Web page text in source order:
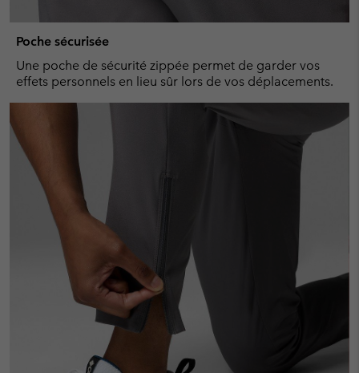
Poche sécurisée
Une poche de sécurité zippée permet de garder vos
effets personnels en lieu sûr lors de vos déplacements.